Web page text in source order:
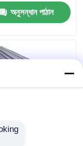
অনুসন্ধান পাঠান